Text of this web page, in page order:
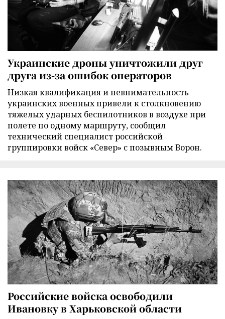
Украинские дроны уничтожили друг
друга из-за ошибок операторов
Низкая квалификация и невнимательность
украинских военных привели к столкновению
тяжелых ударных беспилотников в воздухе при
полете по одному маршруту, сообщил
технический специалист российской
группировки войск «Север» с позывным Ворон.
Российские войска освободили
Ивановку в Харьковской области